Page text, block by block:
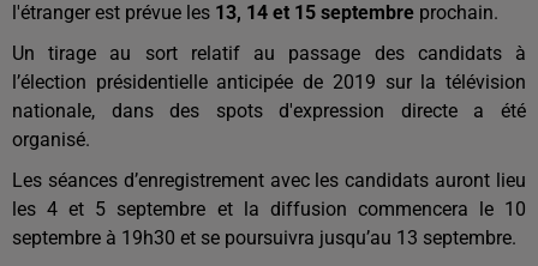
l'étranger est prévue les 13, 14 et 15 septembre prochain.
Un tirage au sort relatif au passage des candidats à
l’élection présidentielle anticipée de 2019 sur la télévision
nationale, dans des spots d'expression directe a été
organisé.
Les séances d’enregistrement avec les candidats auront lieu
les 4 et 5 septembre et la diffusion commencera le 10
septembre à 19h30 et se poursuivra jusqu’au 13 septembre.